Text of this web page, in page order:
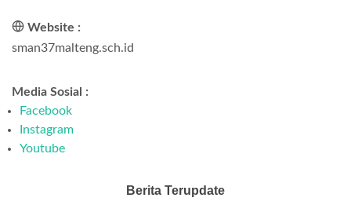
Website :
sman37malteng.sch.id
Media Sosial :
Facebook
Instagram
Youtube
Berita Terupdate